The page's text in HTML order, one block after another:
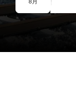
8月